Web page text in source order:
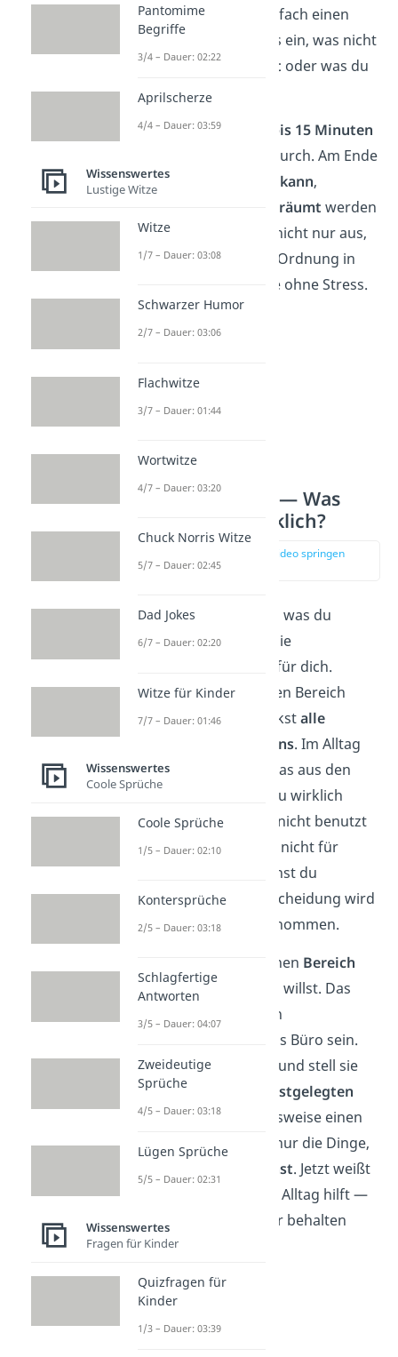
befreien. Nimm dir einfach einen
Korb und sammel alles ein, was nicht
an seinenPlatz gehört oder was du
nicht mehr brauchst
Gönn dir jeden Tag
5 bis 15 Minuten
und geh einen Raum durch. Am Ende
überlegst du, was
wegkann,
umgeräumt werden
muss. So sortierst du nicht nur aus,
sondern bringst auch Ordnung in
dein Zuhause — ganze ohne Stress.
Kartonmethode — Was
brauchst du wirklich?
zur Stelle im Video springen
(03:11)
Wenn du wissen willst, was du
wirklich brauchst, ist die
ideal für dich.
Hierbei räumst du einen Bereich
komplett leer und packstalle
Gegenstände in Kartons. Im Alltag
nimmst du dann nur das aus den
Kartons heraus, was du wirklich
benutzt. Alles, was du nicht benutzt
hast, brauchst du also nicht für
deinen Alltag und kannst du
aussortieren. Die Entscheidung wird
dir quasi von allein genommen.
Suche dir als Erstes einen Bereich
aus, den du ausmisten willst. Das
kann zum Beispiel dein
Kleiderschrank und das Büro sein.
Packe alles in Kartons und stell sie
beiseite. Über einen
festgelegten
Zeitraum, wie beispielsweise einen
Monat entnimmst du nur die Dinge,
wirklich brauchst. Jetzt weißt
du, was dir wirklich im Alltag hilft —
und was du nicht mehr behalten
musst.
Wie wirst du
Minimalist?
Pantomime
Begriffe
3/4 – Dauer: 02:22
Aprilscherze
4/4 – Dauer: 03:59
Wissenswertes
Lustige Witze
Witze
1/7 – Dauer: 03:08
Schwarzer Humor
2/7 – Dauer: 03:06
Flachwitze
3/7 – Dauer: 01:44
Wortwitze
4/7 – Dauer: 03:20
Chuck Norris Witze
5/7 – Dauer: 02:45
Dad Jokes
6/7 – Dauer: 02:20
Witze für Kinder
7/7 – Dauer: 01:46
Wissenswertes
Coole Sprüche
Coole Sprüche
1/5 – Dauer: 02:10
Kontersprüche
2/5 – Dauer: 03:18
Schlagfertige
Antworten
3/5 – Dauer: 04:07
Zweideutige
Sprüche
4/5 – Dauer: 03:18
Lügen Sprüche
5/5 – Dauer: 02:31
Wissenswertes
Fragen für Kinder
Quizfragen für
Kinder
1/3 – Dauer: 03:39